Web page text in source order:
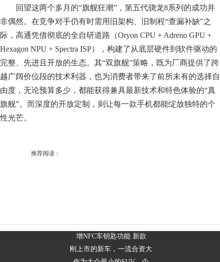
回望这两个多月的“旗舰狂潮”，第五代骁龙8系列的成功并
非偶然。在竞争对手仍有时需用旧架构、旧制程“查漏补缺”之
际，高通凭借彻底的全自研道路（Oryon CPU + Adreno GPU +
Hexagon NPU + Spectra ISP），构建了从底层硬件到软件驱动的
完整、先进且开放的生态。其“双旗舰”策略，既为厂商提供了跨
越广阔价位段的技术利器，也为消费者带来了前所未有的选择自
由度，无论预算多少，都能获得兼具最新技术和特色体验的“真
旗舰”。而深度的开放定制，则让每一款手机都能绽放独特的个
性光芒。
推荐阅读：
增NFC车钥匙功能 新款
刚上市的新车，一流合资大